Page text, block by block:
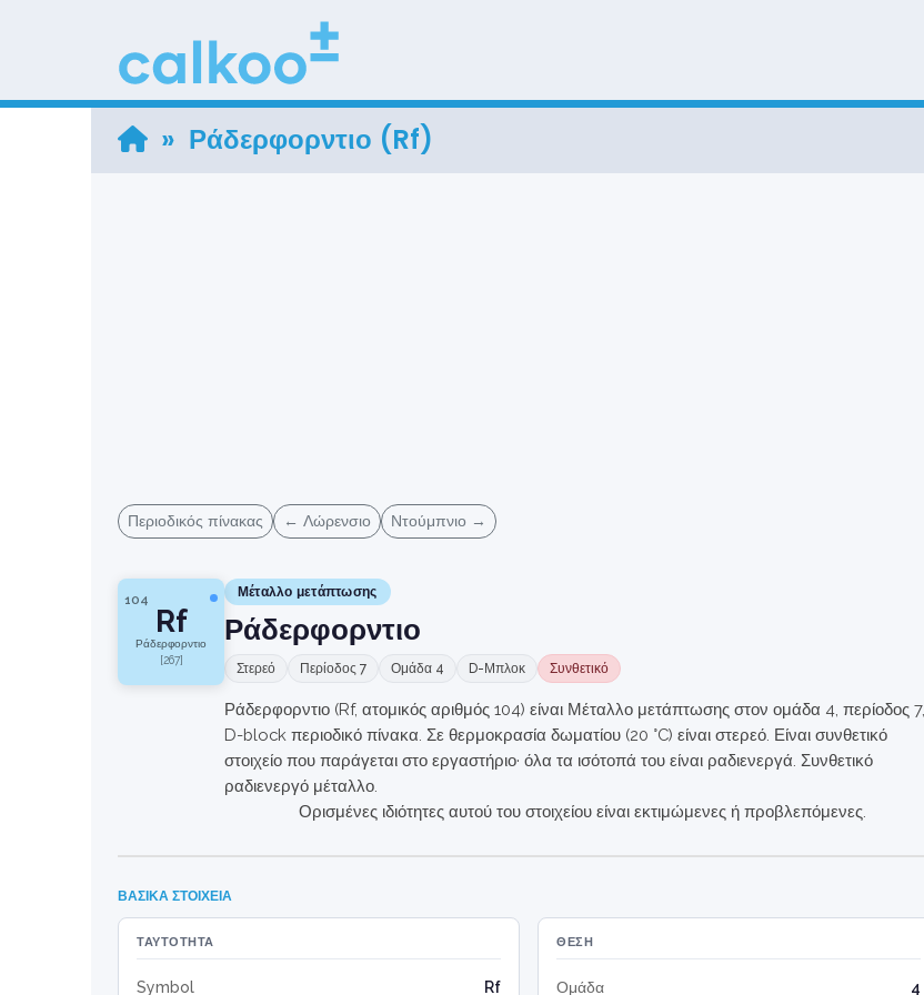
» Ράδερφορντιο (Rf)
Περιοδικός πίνακας ← Λώρενσιο Ντούμπνιο →
104
Rf
Ράδερφορντιο
[267]
Μέταλλο μετάπτωσης
Ράδερφορντιο
Στερεό Περίοδος 7 Ομάδα 4 D-Μπλοκ Συνθετικό
Ράδερφορντιο (Rf, ατομικός αριθμός 104) είναι Μέταλλο μετάπτωσης στον ομάδα 4, περίοδος 7,
D-block περιοδικό πίνακα. Σε θερμοκρασία δωματίου (20 °C) είναι στερεό. Είναι συνθετικό
στοιχείο που παράγεται στο εργαστήριο· όλα τα ισότοπά του είναι ραδιενεργά. Συνθετικό
ραδιενεργό μέταλλο.
Ορισμένες ιδιότητες αυτού του στοιχείου είναι εκτιμώμενες ή προβλεπόμενες.
ΒΑΣΙΚΆ ΣΤΟΙΧΕΊΑ
ΤΑΥΤΌΤΗΤΑ
Symbol
Rf
ΘΈΣΗ
Ομάδα
4